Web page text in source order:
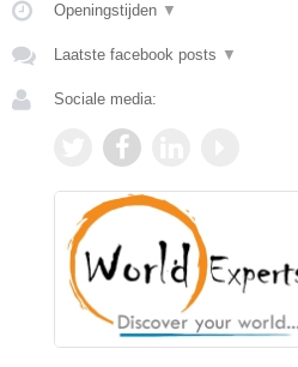
Openingstijden ▼
Laatste facebook posts ▼
Sociale media: